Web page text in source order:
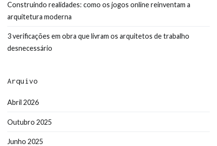
Construindo realidades: como os jogos online reinventam a
arquitetura moderna
3 verificações em obra que livram os arquitetos de trabalho
desnecessário
Arquivo
Abril 2026
Outubro 2025
Junho 2025